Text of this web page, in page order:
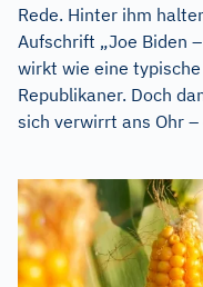
Rede. Hinter ihm
Aufschrift „Joe Biden
wirkt wie eine
Republikaner. Doch
sich verwirrt ans Ohr –